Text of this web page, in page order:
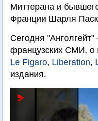
Миттерана и
Франции Шарля
Сегодня
французских СМИ, о
Le Figaro, Liberation,
издания.